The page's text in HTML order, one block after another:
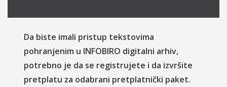
Da biste imali pristup tekstovima
pohranjenim u INFOBIRO digitalni arhiv,
potrebno je da se registrujete i da izvršite
pretplatu za odabrani pretplatnički paket.